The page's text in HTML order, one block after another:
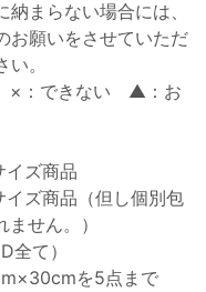
まらない場合には、
お願いをさせていただ
。
×：できない ▲：お
ズ商品
ズ商品（但し個別包
せん。）
て）
を5点まで